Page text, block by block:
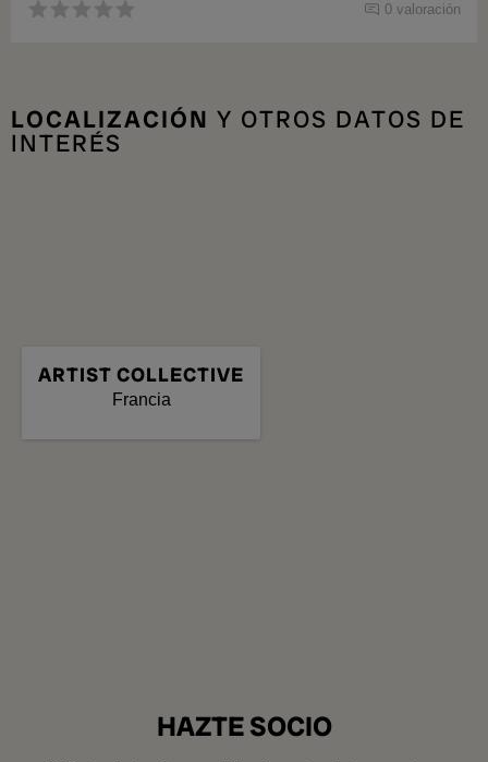
0 valoración
LOCALIZACIÓN Y OTROS DATOS DE
INTERÉS
ARTIST COLLECTIVE
Francia
HAZTE SOCIO